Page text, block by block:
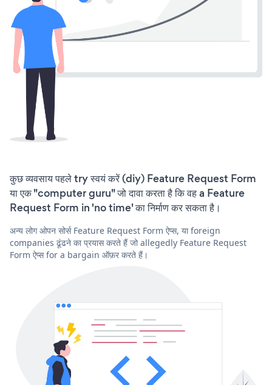
कुछ व्यवसाय पहले try स्वयं करें (diy) Feature Request Form
या एक "computer guru" जो दावा करता है कि वह a Feature
Request Form in 'no time' का निर्माण कर सकता है।
अन्य लोग ओपन सोर्स Feature Request Form ऐप्स, या foreign
companies ढूंढने का प्रयास करते हैं जो allegedly Feature Request
Form ऐप्स for a bargain ऑफ़र करते हैं।